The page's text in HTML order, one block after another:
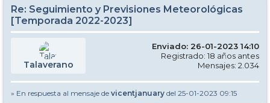
Re: Seguimiento y Previsiones Meteorológicas
[Temporada 2022-2023]
Talaverano
Enviado: 26-01-2023 14:10
Registrado: 18 años antes
Mensajes: 2.034
» En respuesta al mensaje de vicentjanuary del 25-01-2023 09:15